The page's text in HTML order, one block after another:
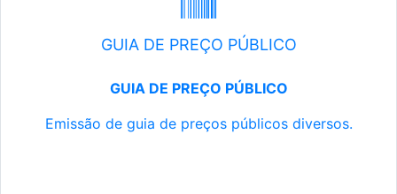
GUIA DE PREÇO PÚBLICO
GUIA DE PREÇO PÚBLICO
Emissão de guia de preços públicos diversos.